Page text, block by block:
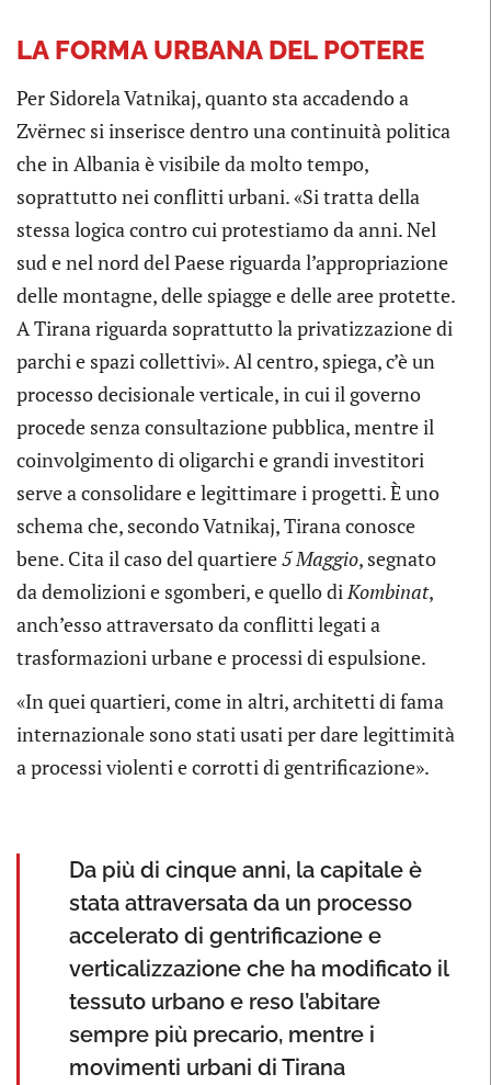
LA FORMA URBANA DEL POTERE
Per Sidorela Vatnikaj, quanto sta accadendo a
Zvërnec si inserisce dentro una continuità politica
che in Albania è visibile da molto tempo,
soprattutto nei conflitti urbani. «Si tratta della
stessa logica contro cui protestiamo da anni. Nel
sud e nel nord del Paese riguarda l’appropriazione
delle montagne, delle spiagge e delle aree protette.
A Tirana riguarda soprattutto la privatizzazione di
parchi e spazi collettivi». Al centro, spiega, c’è un
processo decisionale verticale, in cui il governo
procede senza consultazione pubblica, mentre il
coinvolgimento di oligarchi e grandi investitori
serve a consolidare e legittimare i progetti. È uno
schema che, secondo Vatnikaj, Tirana conosce
bene. Cita il caso del quartiere5 Maggio, segnato
da demolizioni e sgomberi, e quello di Kombinat,
anch’esso attraversato da conflitti legati a
trasformazioni urbane e processi di espulsione.
«In quei quartieri, come in altri, architetti di fama
internazionale sono stati usati per dare legittimità
a processi violenti e corrotti di gentrificazione».
Da più di cinque anni, la capitale è
stata attraversata da un processo
accelerato di gentrificazione e
verticalizzazione che ha modificato il
tessuto urbano e reso l’abitare
sempre più precario, mentre i
movimenti urbani di Tirana